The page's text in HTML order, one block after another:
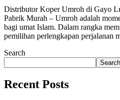
Distributor Koper Umroh di Gayo
Pabrik Murah – Umroh adalah
bagi umat Islam. Dalam rangka
pemilihan perlengkapan perjalanan
Search
Search
Recent Posts